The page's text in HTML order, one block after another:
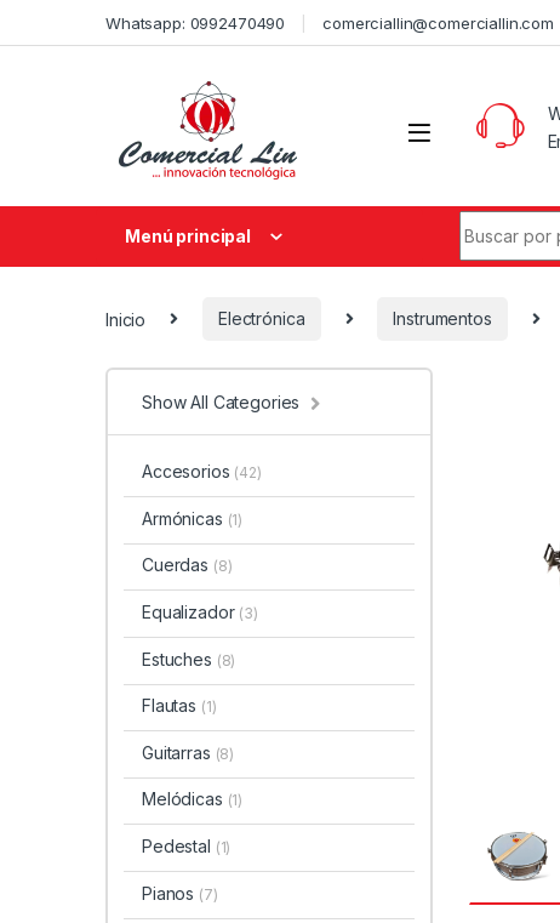
Whatsapp: 0992470490 comerciallin@comerciallin.com
Menú principal
Inicio Electrónica Instrumentos
Show All Categories
Accesorios (42)
Armónicas (1)
Cuerdas (8)
Equalizador (3)
Estuches (8)
Flautas (1)
Guitarras (8)
Melódicas (1)
Pedestal (1)
Pianos (7)